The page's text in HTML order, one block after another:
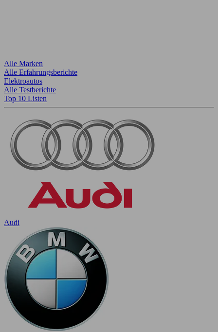
Alle Marken
Alle Erfahrungsberichte
Elektroautos
Alle Testberichte
Top 10 Listen
Audi